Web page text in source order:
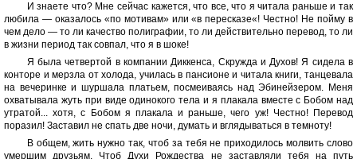
И знаете что? Мне сейчас кажется, что все, что я читала раньше и так
любила — оказалось «по мотивам» или «в пересказе«! Честно! Не пойму в
чем дело — то ли качество полиграфии, то ли действительно перевод, то ли
в жизни период так совпал, что я в шоке!
Я была четвертой в компании Диккенса, Скружда и Духов! Я сидела в
конторе и мерзла от холода, училась в пансионе и читала книги, танцевала
на вечеринке и шуршала платьем, посмеиваясь над Эбинейзером. Меня
охватывала жуть при виде одинокого тела и я плакала вместе с Бобом над
утратой... хотя, с Бобом я плакала и раньше, чего уж! Честно! Перевод
поразил! Заставил не спать две ночи, думать и вглядываться в темноту!
В общем, жить нужно так, чтоб за тебя не приходилось молвить слово
умершим друзьям. Чтоб Духи Рождества не заставляли тебя на путь